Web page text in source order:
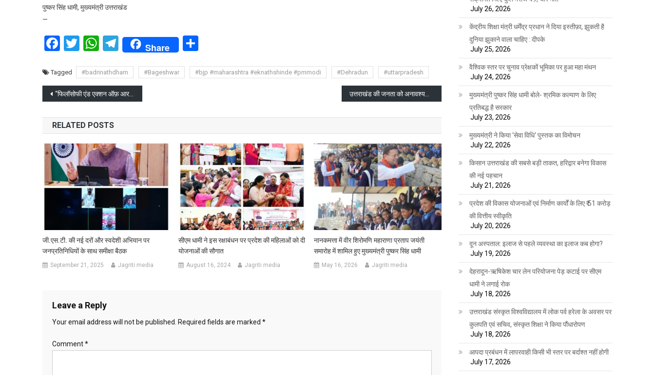
पुष्कर सिंह धामी, मुख्यमंत्री उत्तराखंड
—
Facebook
Twitter
WhatsApp
Telegram
Share
Tagged #badrinathdham #Bageshwar #bjp #maharashtra #eknathshinde #pmmodi #Dehradun #uttarpradesh
Post
navigation
“फिलॉसोफी एंड एक्शन ऑफ़ आरएसएस फॉर हिन्द स्वराज” का लोकार्पण
RELATED POSTS
जी.एस.टी. की नई दरों और स्वदेशी अभियान पर
जनप्रतिनिधियों के साथ समीक्षा बैठक
September 21, 2025 Jagriti media
सीएम धामी ने इस रक्षाबंधन पर प्रदेश की महिलाओं को दी
योजनाओं की सौगात
August 16, 2024 Jagriti media
नानकमत्ता में वीर शिरोमणि महाराणा प्रताप जयंती
समारोह में शामिल हुए मुख्यमंत्री पुष्कर सिंह धामी
May 16, 2026 Jagriti media
Leave a Reply
Your email address will not be published. Required fields are marked *
Comment*
July 26, 2026
केंद्रीय शिक्षा मंत्री धर्मेंद्र प्रधान ने दिया इस्तीफ़ा, झुकती है
दुनिया झुकाने वाला चाहिए : दीपके
July 25, 2026
वैश्विक स्तर पर चुनाव प्रेक्षकों भूमिका पर हुआ महा मंथन
July 24, 2026
मुख्यमंत्री पुष्कर सिंह धामी बोले- श्रमिक कल्याण के लिए
प्रतिबद्ध है सरकार
July 23, 2026
मुख्यमंत्री ने किया ‘सेवा विधि‘ पुस्तक का विमोचन
July 22, 2026
किसान उत्तराखंड की सबसे बड़ी ताकत, हरिद्वार बनेगा विकास
की नई पहचान
July 21, 2026
प्रदेश की विकास योजनाओं एवं निर्माण कार्यों के लिए ₹ 51 करोड़
की वित्तीय स्वीकृति
July 20, 2026
दून अस्पताल: इलाज से पहले व्यवस्था का इलाज कब होगा?
July 19, 2026
देहरादून-ऋषिकेश चार लेन परियोजना पेड़ कटाई पर सीएम
धामी ने लगाई रोक
July 18, 2026
उत्तराखंड संस्कृत विश्वविद्यालय में लोक पर्व हरेला के अवसर पर
कुलपति एवं सचिव, संस्कृत शिक्षा ने किया पौंधारोपण
July 18, 2026
आपदा प्रबंधन में लापरवाही किसी भी स्तर पर बर्दाश्त नहीं होगी
July 17, 2026